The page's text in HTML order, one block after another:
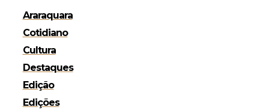
Araraquara
Cotidiano
Cultura
Destaques
Edição
Edições